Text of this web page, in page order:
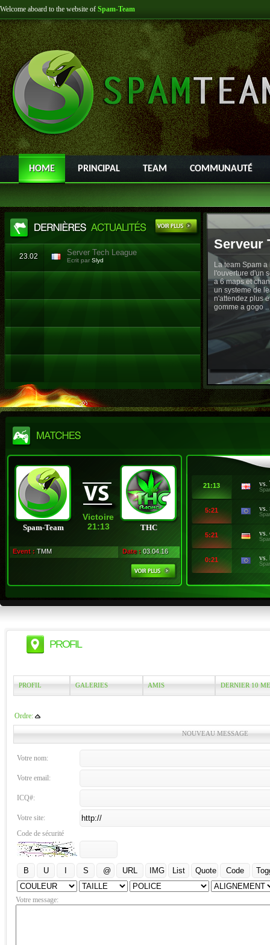
Welcome aboard to the website of Spam-Team
HOME PRINCIPAL TEAM COMMUNAUTÉ
23.02 Server Tech League
Ecrit par Slyd
Serveur
La team Spam
l'ouverture d'un
a 6 maps et
un systeme de
n'attendez plus
gomme a gogo ..
Spam-Team
Victoire
21:13
THC
Event : TMM Date : 03.04.16
21:13 vs.
5:21 vs.
5:21 vs.
0:21 vs.
PROFIL
PROFIL GALERIES AMIS DERNIER 10
Ordre:
NOUVEAU MESSAGE
Votre nom:
Votre email:
ICQ#:
Votre site:
Code de sécurité
Votre message: